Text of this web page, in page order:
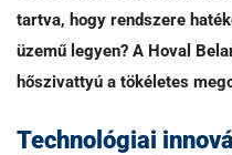
tartva, hogy rendszere
üzemű legyen? A Hoval
hőszivattyú a tökéletes
Technológiai